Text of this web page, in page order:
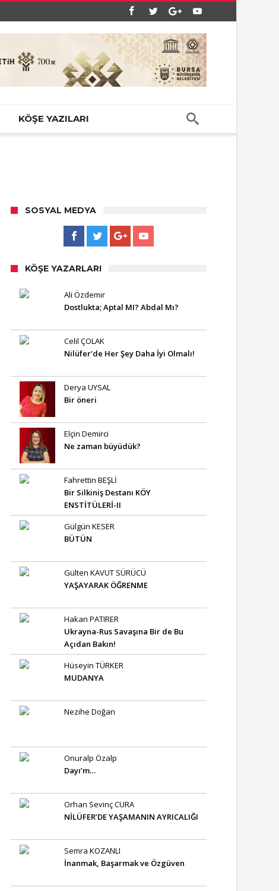
KÖŞE YAZILARI
SOSYAL MEDYA
KÖŞE YAZARLARI
Ali Özdemir
Dostlukta; Aptal MI? Abdal Mı?
Celil ÇOLAK
Nilüfer’de Her Şey Daha İyi Olmalı!
Derya UYSAL
Bir öneri
Elçin Demirci
Ne zaman büyüdük?
Fahrettin BEŞLİ
Bir Silkiniş Destanı KÖY
ENSTİTÜLERİ-II
Gülgün KESER
BÜTÜN
Gülten KAVUT SÜRÜCÜ
YAŞAYARAK ÖĞRENME
Hakan PATIRER
Ukrayna-Rus Savaşına Bir de Bu
Açıdan Bakın!
Hüseyin TÜRKER
MUDANYA
Nezihe Doğan
Onuralp Özalp
Dayı’m…
Orhan Sevinç CURA
NİLÜFER’DE YAŞAMANIN AYRICALIĞI
Semra KOZANLI
İnanmak, Başarmak ve Özgüven